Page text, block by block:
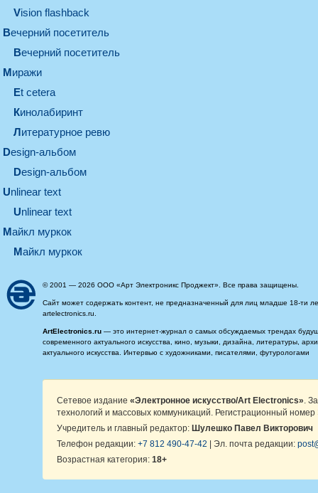
Vision flashback
вечерний посетитель
вечерний посетитель
миражи
et cetera
кинолабиринт
литературное ревю
design-альбом
design-альбом
unlinear text
Unlinear text
майкл муркок
майкл муркок
© 2001 — 2026 ООО «Арт Электроникс Проджект». Все права защищены.
Сайт может содержать контент, не предназначенный для лиц младше 18-ти
artelectronics.ru.
ArtElectronics.ru — это интернет-журнал о самых обсуждаемых трендах
современного актуального искусства, кино, музыки, дизайна, литературы,
актуального искусства. Интервью с художниками, писателями, футурологами
Сетевое издание «Электронное искусство/Art Electronics» .
технологий и массовых коммуникаций. Регистрационный
Учредитель и главный редактор: Шулешко Павел Викторович
Телефон редакции: +7 812 490-47-42 | Эл. почта редакции:
Возрастная категория: 18+